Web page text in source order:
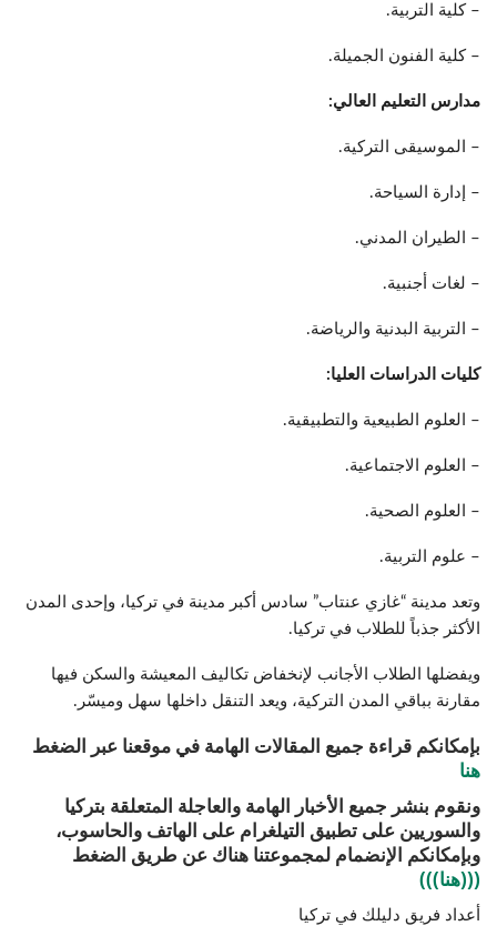
– كلية التربية.
– كلية الفنون الجميلة.
مدارس التعليم العالي:
– الموسيقى التركية.
– إدارة السياحة.
– الطيران المدني.
– لغات أجنبية.
– التربية البدنية والرياضة.
كليات الدراسات العليا:
– العلوم الطبيعية والتطبيقية.
– العلوم الاجتماعية.
– العلوم الصحية.
– علوم التربية.
وتعد مدينة “غازي عنتاب” سادس أكبر مدينة في تركيا، وإحدى المدن
الأكثر جذباً للطلاب في تركيا.
ويفضلها الطلاب الأجانب لإنخفاض تكاليف المعيشة والسكن فيها
مقارنة بباقي المدن التركية، ويعد التنقل داخلها سهل وميسّر.
بإمكانكم قراءة جميع المقالات الهامة في موقعنا عبر الضغط
هنا
ونقوم بنشر جميع الأخبار الهامة والعاجلة المتعلقة بتركيا
والسوريين على تطبيق التيلغرام على الهاتف والحاسوب،
وبإمكانكم الإنضمام لمجموعتنا هناك عن طريق الضغط
(((هنا)))
أعداد فريق دليلك في تركيا